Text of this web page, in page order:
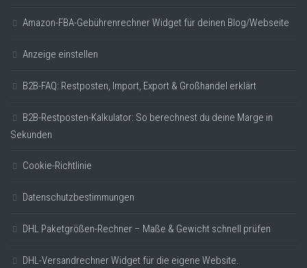
Amazon-FBA-Gebührenrechner Widget für deinen Blog/Webseite
Anzeige einstellen
B2B-FAQ: Restposten, Import, Export & Großhandel erklärt
B2B-Restposten-Kalkulator: So berechnest du deine Marge in
Sekunden
Cookie-Richtlinie
Datenschutzbestimmungen
DHL Paketgrößen-Rechner – Maße & Gewicht schnell prüfen
DHL-Versandrechner Widget für die eigene Website.